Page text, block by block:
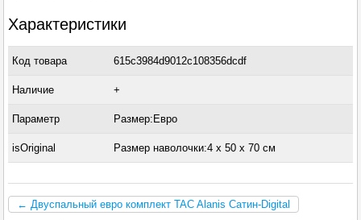
Характеристики
Код товара 615c3984d9012c108356dcdf
Наличие +
Параметр Размер:Евро
isOriginal Размер наволочки:4 x 50 х 70 см
← Двуспальный евро комплект TAC Alanis Сатин-Digital